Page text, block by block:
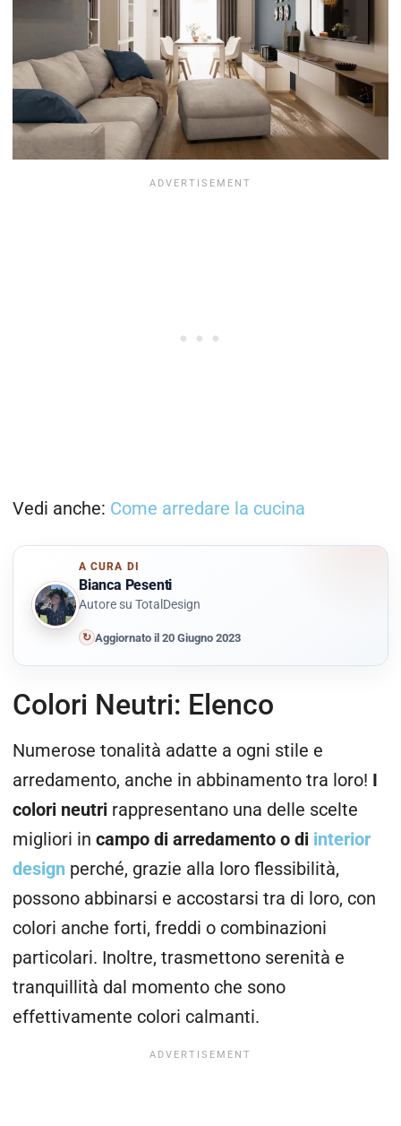
Vedi anche: Come arredare la cucina
A CURA DI
Bianca Pesenti
Autore su TotalDesign
↻ Aggiornato il 20 Giugno 2023
Colori Neutri: Elenco
Numerose tonalità adatte a ogni stile e
arredamento, anche in abbinamento tra loro! I
colori neutri rappresentano una delle scelte
migliori in campo di arredamento o di interior
design perché, grazie alla loro flessibilità,
possono abbinarsi e accostarsi tra di loro, con
colori anche forti, freddi o combinazioni
particolari. Inoltre, trasmettono serenità e
tranquillità dal momento che sono
effettivamente colori calmanti.